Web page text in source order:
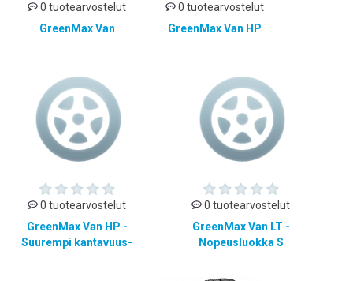
0 tuotearvostelut
GreenMax Van
0 tuotearvostelut
GreenMax Van HP
0 tuotearvostelut
GreenMax Van HP -
Suurempi kantavuus-
0 tuotearvostelut
GreenMax Van LT -
Nopeusluokka S